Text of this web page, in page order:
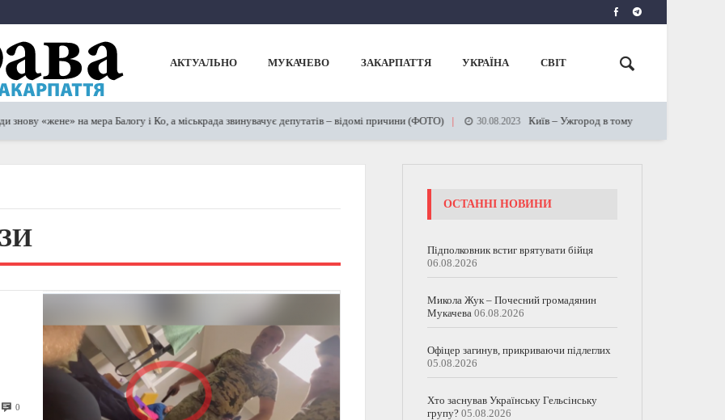
АКТУАЛЬНО МУКАЧЕВО ЗАКАРПАТТЯ УКРАЇНА СВІТ
«жене» на мера Балогу і Ко, а міськрада звинувачує депутатів – відомі причини (ФОТО) 30.08.2023 Київ – Ужгород в тому числі: Укрзалізниця
0
ОСТАННІ НОВИНИ
Підполковник встиг врятувати бійця
06.08.2026
Микола Жук – Почесний громадянин
Мукачева 06.08.2026
Офіцер загинув, прикриваючи підлеглих
05.08.2026
Хто заснував Українську Гельсінську
групу? 05.08.2026